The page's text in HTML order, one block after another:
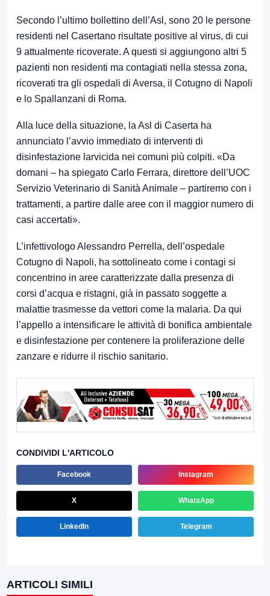
Secondo l’ultimo bollettino dell’Asl, sono 20 le persone
residenti nel Casertano risultate positive al virus, di cui
9 attualmente ricoverate. A questi si aggiungono altri 5
pazienti non residenti ma contagiati nella stessa zona,
ricoverati tra gli ospedali di Aversa, il Cotugno di Napoli
e lo Spallanzani di Roma.
Alla luce della situazione, la Asl di Caserta ha
annunciato l’avvio immediato di interventi di
disinfestazione larvicida nei comuni più colpiti. «Da
domani – ha spiegato Carlo Ferrara, direttore dell’UOC
Servizio Veterinario di Sanità Animale – partiremo con i
trattamenti, a partire dalle aree con il maggior numero di
casi accertati».
L’infettivologo Alessandro Perrella, dell’ospedale
Cotugno di Napoli, ha sottolineato come i contagi si
concentrino in aree caratterizzate dalla presenza di
corsi d’acqua e ristagni, già in passato soggette a
malattie trasmesse da vettori come la malaria. Da qui
l’appello a intensificare le attività di bonifica ambientale
e disinfestazione per contenere la proliferazione delle
zanzare e ridurre il rischio sanitario.
CONDIVIDI L'ARTICOLO
Facebook Instagram
X WhatsApp
LinkedIn Telegram
ARTICOLI SIMILI